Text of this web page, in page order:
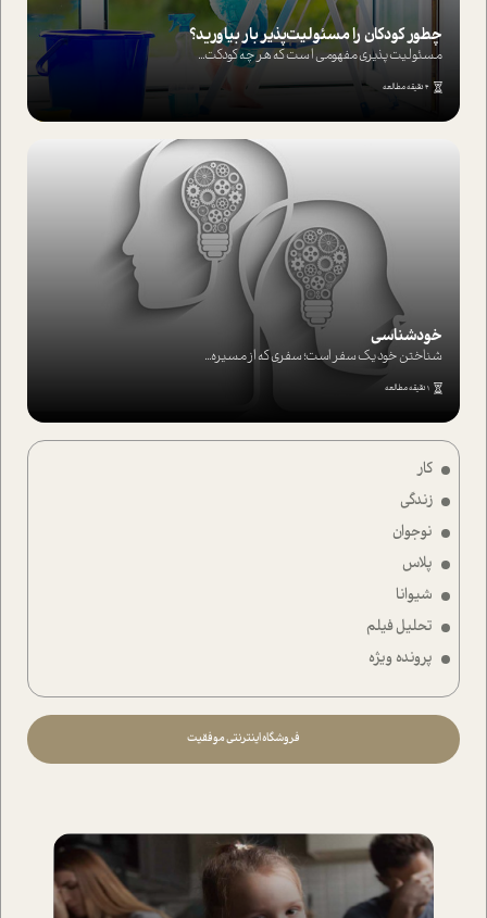
کار
زندگی
نوجوان
پلاس
شیوانا
تحلیل فیلم
پرونده ویژه
فروشگاه اینترنتی موفقیت
چطور کودکان را مسئولیت‌پذیر بار بیاورید؟
مسئولیت پذیری مفهومی ا ست که هر چه کودکت...
4 دقیقه مطالعه
خودشناسی
شناختن خود یک سفر است؛ سفری که از مسیره...
1 دقیقه مطالعه